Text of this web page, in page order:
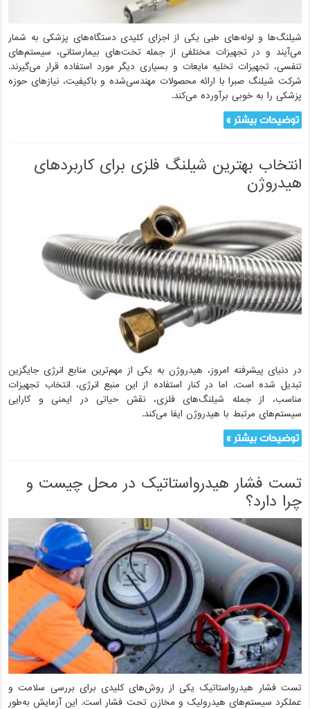
شیلنگ‌ها و لوله‌های طبی یکی از اجزای کلیدی دستگاه‌های پزشکی به شمار
می‌آیند و در تجهیزات مختلفی از جمله تخت‌های بیمارستانی، سیستم‌های
تنفسی، تجهیزات تخلیه مایعات و بسیاری دیگر مورد استفاده قرار می‌گیرند.
شرکت شیلنگ صبرا با ارائه محصولات مهندسی‌شده و باکیفیت، نیازهای حوزه
پزشکی را به خوبی برآورده می‌کند.
توضیحات بیشتر »
انتخاب بهترین شیلنگ فلزی برای کاربردهای
هیدروژن
در دنیای پیشرفته امروز، هیدروژن به یکی از مهم‌ترین منابع انرژی جایگزین
تبدیل شده است. اما در کنار استفاده از این منبع انرژی، انتخاب تجهیزات
مناسب، از جمله شیلنگ‌های فلزی، نقش حیاتی در ایمنی و کارایی
سیستم‌های مرتبط با هیدروژن ایفا می‌کند.
توضیحات بیشتر »
تست فشار هیدرواستاتیک در محل چیست و
چرا دارد؟
تست فشار هیدرواستاتیک یکی از روش‌های کلیدی برای بررسی سلامت و
عملکرد سیستم‌های هیدرولیک و مخازن تحت فشار است. این آزمایش به‌طور